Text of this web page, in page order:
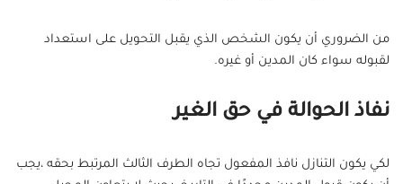
من الضروري أن يكون الشخص الذي يقبل التحويل على استعداد
لقبوله سواء كان المدين أو غيره.
نفاذ الحوالة في حق الغير
لكي يكون التنازل نافذ المفعول تجاه الطرف الثالث المرتبط بحقه ،يجب